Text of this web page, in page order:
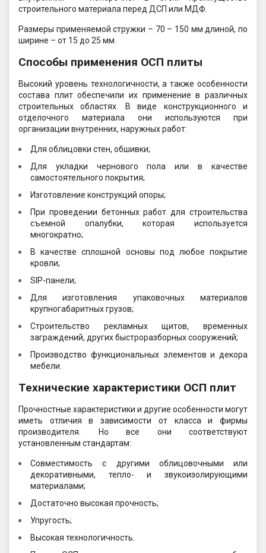
строительного материала перед ДСП или МДФ.
Размеры применяемой стружки – 70 – 150 мм длиной, по
ширине – от 15 до 25 мм.
Способы применения ОСП плиты
Высокий уровень технологичности, а также особенности
состава плит обеспечили их применение в различных
строительных областях. В виде конструкционного и
отделочного материала они используются при
организации внутренних, наружных работ:
Для облицовки стен, обшивки;
Для укладки чернового пола или в качестве
самостоятельного покрытия;
Изготовление конструкций опоры;
При проведении бетонных работ для строительства
съемной опалубки, которая используется
многократно;
В качестве сплошной основы под любое покрытие
кровли;
SIP-панели;
Для изготовления упаковочных материалов
крупногабаритных грузов;
Строительство рекламных щитов, временных
заграждений, других быстроразборных сооружений;
Производство функциональных элементов и декора
мебели.
Технические характеристики ОСП плит
Прочностные характеристики и другие особенности могут
иметь отличия в зависимости от класса и фирмы
производителя. Но все они соответствуют
установленным стандартам:
Совместимость с другими облицовочными или
декоративными, тепло- и звукоизолирующими
материалами;
Достаточно высокая прочность;
Упругость;
Высокая технологичность.